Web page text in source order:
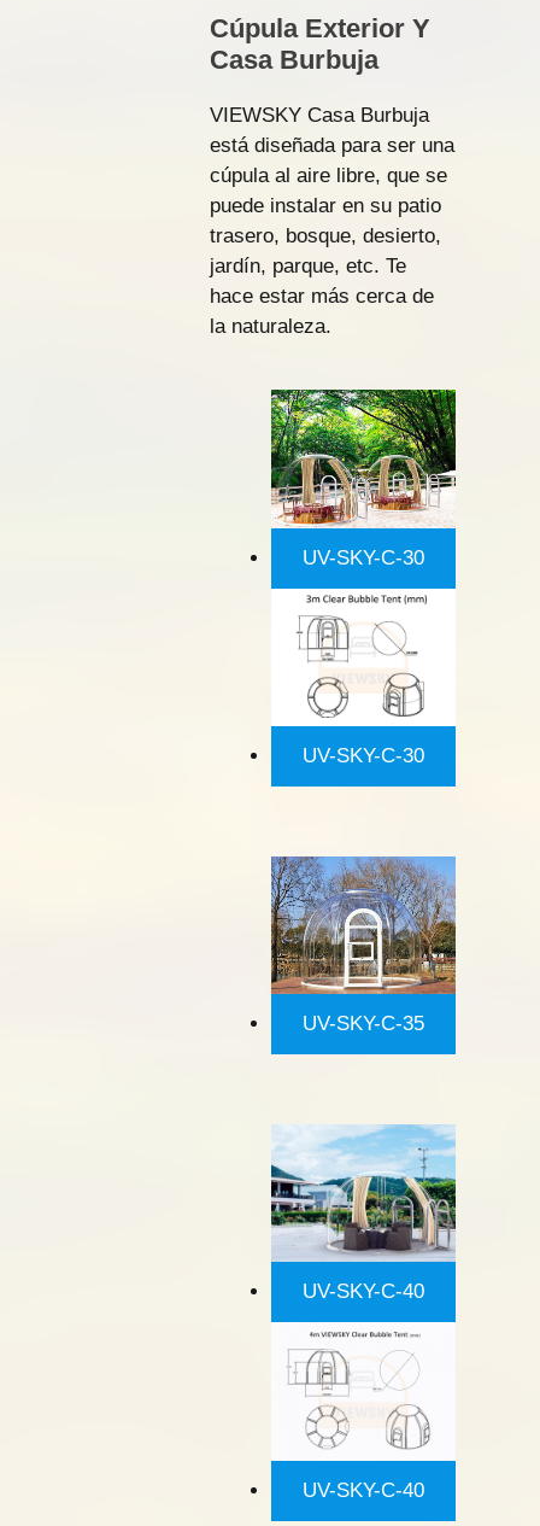
Cúpula Exterior Y
Casa Burbuja
VIEWSKY Casa Burbuja
está diseñada para ser una
cúpula al aire libre, que se
puede instalar en su patio
trasero, bosque, desierto,
jardín, parque, etc. Te
hace estar más cerca de
la naturaleza.
UV-SKY-C-30
UV-SKY-C-30
UV-SKY-C-35
UV-SKY-C-40
UV-SKY-C-40